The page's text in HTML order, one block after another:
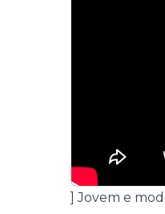
] Jovem e